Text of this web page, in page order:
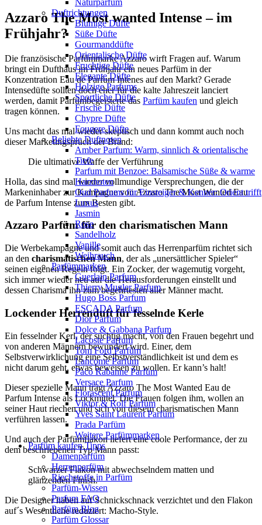
Naturparfüm
Duftrichtungen
Blumige Düfte
Süße Düfte
Gourmanddüfte
Orientalische Düfte
Fruchtige Düfte
Elegante Düfte
Holzige Parfums
Sportliche Düfte
Frische Düfte
Chypre Düfte
Fougere Düfte
Beliebte Duftnoten
Amber Parfum: Warm, sinnlich & orientalische
Tiefe
Parfum mit Benzoe: Balsamische Süße & warme
Harznoten
Oud Parfums für Einsteiger & Kenner: Orient trifft
Luxus
Jasmin
Rose
Sandelholz
Vanille
Weihrauch
Parfümmarken
Guerlain Parfum
Thierry Mugler Parfum
Hugo Boss Parfum
ESCADA Parfum
Dior Parfum
Dolce & Gabbana Parfum
Lacoste Parfum
Tom Ford Parfüm
Lancome Parfum
Paco Rabanne Parfüm
Versace Parfum
Florascent Parfum
Viktor & Rolf Parfüm
Yves Saint Laurent Parfüm
Prada Parfüm
Weitere Parfümmarken
Parfüm kaufen Tipps
Damenparfüm
Herrenparfüm
Riechstoffe in Parfüm
Parfüm-Wissen
Parfum FAQ
Parfüm Blog
Parfüm Glossar
Azzaro The Most wanted Intense – im
Frühjahr?
Die französische Parfümmarke Azzaro wirft Fragen auf. Warum
bringt ein Dufthaus im Frühjahr ein neues Parfüm in der
Konzentration Eau de Parfum Intenes auf den Markt? Gerade
Intensedüfte sollten doch eher für die kalte Jahreszeit lanciert
werden, damit Parfümbegeisterte das Parfüm kaufen und gleich
tragen können.
Uns macht das mal wieder skeptisch und dann kommt auch noch
dieser Marketingspruch der Brand:
Die ultimative Waffe der Verführung
Holla, das sind mal wieder vollmundige Versprechungen, die der
Markeninhaber zur Kampagne von Azzaro The Most Wanted Eau
de Parfum Intense zum Besten gibt.
Azzaro Parfüm für den charismatischen Mann
Die Werbekampagne und somit auch das Herrenparfüm richtet sich
an den charismatischen Mann, der als „unersättlicher Spieler“
seinen eigenen Regeln folgt. Ein Zocker, der wagemutig vorgeht,
sich immer wieder neu auf die Herausforderungen einstellt und
dessen Charisma ihn zum begehrtesten aller Männer macht.
Lockender Herrenduft für fesselnde Kerle
Ein fesselnder Kerl, der süchtig macht, von den Frauen begehrt und
von anderen Männern bewundert wird. Einer, dem
Selbstverwirklichung eine Selbstverständlichkeit ist und dem es
nicht darum geht, etwas beweisen zu wollen. Er kann’s halt!
Dieser spezielle Mann trägt Azzaro The Most Wanted Eau de
Parfum Intense als Lockmittel. Die Frauen folgen ihm, wollen an
seiner Haut riechen und sich von diesem charismatischen Mann
verführen lassen.
Und auch der Parfümflakon liefert eine coole Performance, der zu
dem beschriebenen Typ Mann passt:
Schwarzer Flakon mit abwechselndem matten und
glänzenden Finish.
Die Designer haben auf Schnickschnack verzichtet und den Flakon
auf´s Wesentliche reduziert: Macho-Style.